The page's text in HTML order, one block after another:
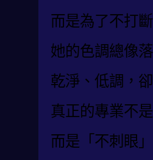
而是為了不打
她的色調總像
乾淨、低調，
真正的專業不
而是「不刺眼